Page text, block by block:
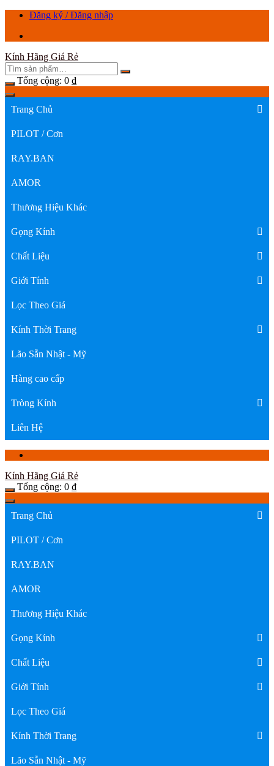
ChuyểnĐăng ký / Đăng nhập
Kính Hãng Giá Rẻ
Tổng cộng: 0 ₫
Trang Chủ
PILOT / Cơn
RAY.BAN
AMOR
Thương Hiệu Khác
Gọng Kính
Chất Liệu
Giới Tính
Lọc Theo Giá
Kính Thời Trang
Lão Sẵn Nhật - Mỹ
Hàng cao cấp
Tròng Kính
Liên Hệ
Kính Hãng Giá Rẻ
Tổng cộng: 0 ₫
Trang Chủ
PILOT / Cơn
RAY.BAN
AMOR
Thương Hiệu Khác
Gọng Kính
Chất Liệu
Giới Tính
Lọc Theo Giá
Kính Thời Trang
Lão Sẵn Nhật - Mỹ